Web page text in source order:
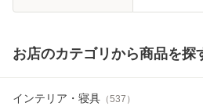
お店のカテゴリから商品を探
インテリア・寝具 （537 ）